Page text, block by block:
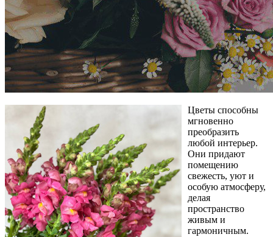
Цветы способны
мгновенно
преобразить
любой интерьер.
Они придают
помещению
свежесть, уют и
особую атмосферу,
делая
пространство
живым и
гармоничным.